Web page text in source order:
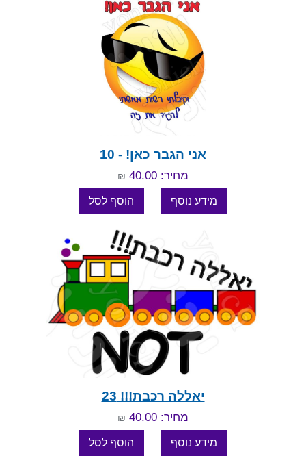
אני הגבר כאן! - 10
מחיר: 40.00 ₪
יאללה רכבת!!! 23
מחיר: 40.00 ₪